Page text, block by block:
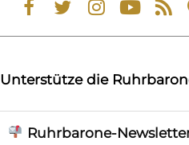
Unterstütze die
Ruhrbarone-